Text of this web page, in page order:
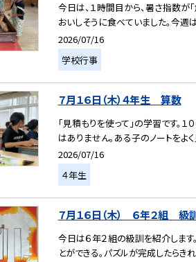
今日は、１時間目から、暑さ指数が
おいしそうに食べていました。今週
2026/07/16
学校行事
７月１６日（木）４年生 算数
「見積もりを使って」の学習です。
はありません。ある子のノートをよ
2026/07/16
４年生
７月１６日（木） ６年２組 級
今日は６年２組の級訓を紹介します
とができる。パズルが完成したらき